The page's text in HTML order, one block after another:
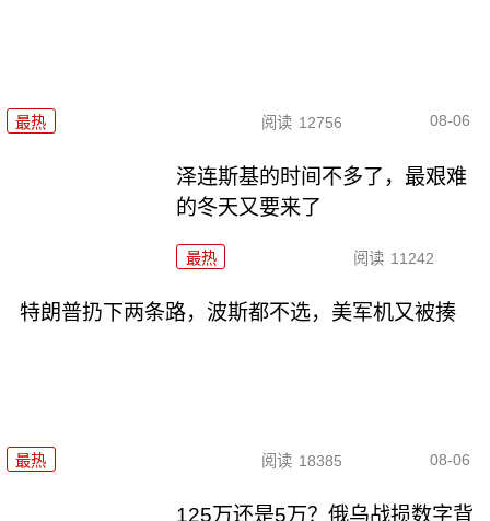
最热 阅读 12756 08-06
泽连斯基的时间不多了，最艰难
的冬天又要来了
最热 阅读 11242
特朗普扔下两条路，波斯都不选，美军机又被揍
最热 阅读 18385 08-06
125万还是5万？俄乌战损数字背